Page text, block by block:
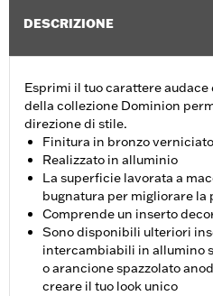
DESCRIZIONE
Esprimi il tuo carattere
della collezione Dominion
direzione di stile.
Finitura in bronzo
Realizzato in alluminio
La superficie lavorata a
bugnatura per migliorare la
Comprende un inserto
Sono disponibili ulteriori
intercambiabili in allumino
o arancione spazzolato
creare il tuo look unico